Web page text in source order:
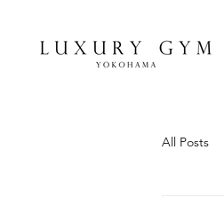
All Posts